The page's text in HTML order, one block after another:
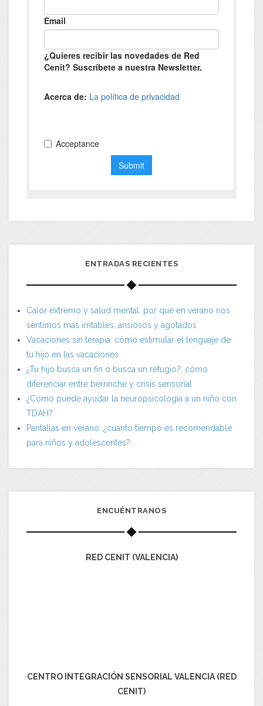
ENTRADAS RECIENTES
Calor extremo y salud mental: por qué en verano nos
sentimos más irritables, ansiosos y agotados
Vacaciones sin terapia: cómo estimular el lenguaje de
tu hijo en las vacaciones
¿Tu hijo busca un fin o busca un refugio?: cómo
diferenciar entre berrinche y crisis sensorial
¿Cómo puede ayudar la neuropsicología a un niño con
TDAH?
Pantallas en verano: ¿cuánto tiempo es recomendable
para niños y adolescentes?
ENCUÉNTRANOS
RED CENIT (VALENCIA)
CENTRO INTEGRACIÓN SENSORIAL VALENCIA (RED
CENIT)